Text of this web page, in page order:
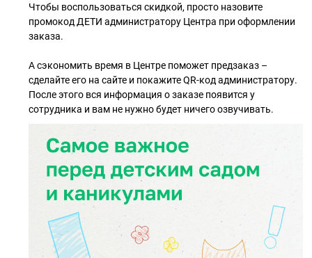
Чтобы воспользоваться скидкой, просто назовите
промокод ДЕТИ администратору Центра при оформлении
заказа.
А сэкономить время в Центре поможет предзаказ –
сделайте его на сайте и покажите QR-код администратору.
После этого вся информация о заказе появится у
сотрудника и вам не нужно будет ничего озвучивать.